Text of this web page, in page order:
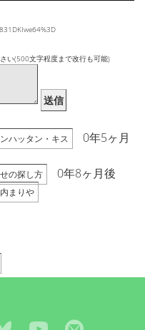
い(500文字程度まで改行も可能)
送信
ハッタン・キス
0年5ヶ月
の探し方
0年8ヶ月後
まりや